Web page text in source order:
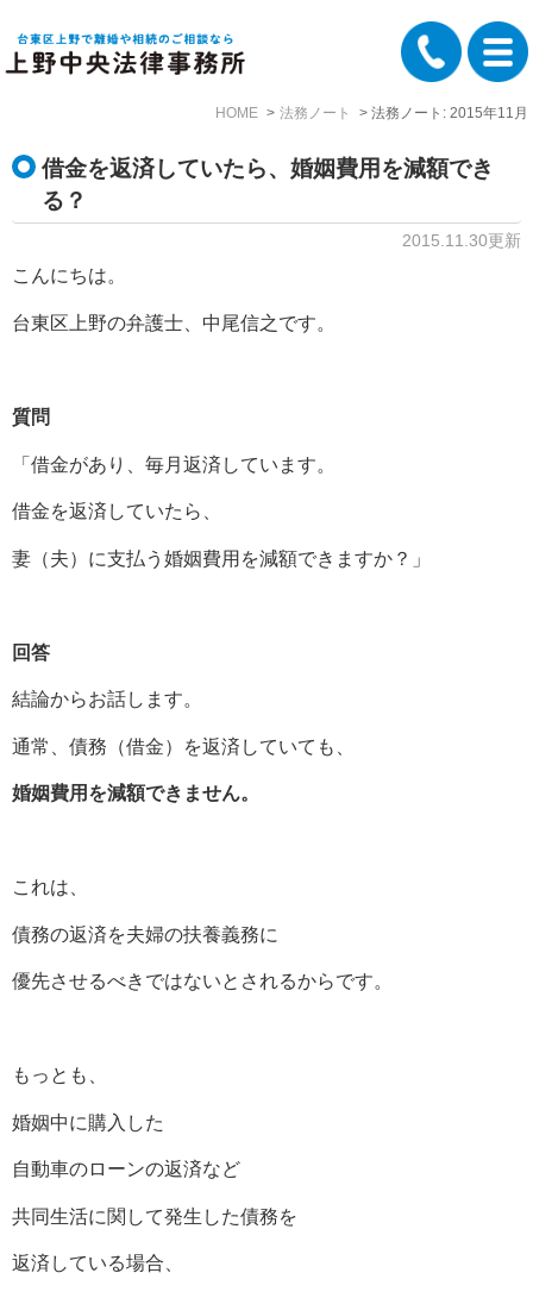
HOME 法務ノート 法務ノート: 2015年11月
借金を返済していたら、婚姻費用を減額でき
る？
2015.11.30更新
こんにちは。
台東区上野の弁護士、中尾信之です。
質問
「借金があり、毎月返済しています。
借金を返済していたら、
妻（夫）に支払う婚姻費用を減額できますか？」
回答
結論からお話します。
通常、債務（借金）を返済していても、
婚姻費用を減額できません。
これは、
債務の返済を夫婦の扶養義務に
優先させるべきではないとされるからです。
もっとも、
婚姻中に購入した
自動車のローンの返済など
共同生活に関して発生した債務を
返済している場合、